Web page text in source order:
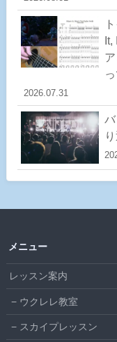
2026.07.31
メニュー
レッスン案内
ウクレレ教室
スカイプレッスン